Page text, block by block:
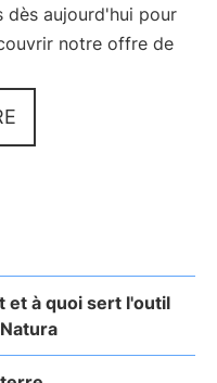
dès aujourd'hui pour
notre offre de
et à quoi sert l'outil